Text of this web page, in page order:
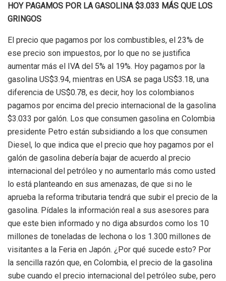
HOY PAGAMOS POR LA GASOLINA $3.033 MÁS QUE LOS
GRINGOS
El precio que pagamos por los combustibles, el 23% de
ese precio son impuestos, por lo que no se justifica
aumentar más el IVA del 5% al 19%. Hoy pagamos por la
gasolina US$3.94, mientras en USA se paga US$3.18, una
diferencia de US$0.78, es decir, hoy los colombianos
pagamos por encima del precio internacional de la gasolina
$3.033 por galón. Los que consumen gasolina en Colombia
presidente Petro están subsidiando a los que consumen
Diesel, lo que indica que el precio que hoy pagamos por el
galón de gasolina debería bajar de acuerdo al precio
internacional del petróleo y no aumentarlo más como usted
lo está planteando en sus amenazas, de que si no le
aprueba la reforma tributaria tendrá que subir el precio de la
gasolina. Pídales la información real a sus asesores para
que este bien informado y no diga absurdos como los 10
millones de toneladas de lechona o los 1.300 millones de
visitantes a la Feria en Japón. ¿Por qué sucede esto? Por
la sencilla razón que, en Colombia, el precio de la gasolina
sube cuando el precio internacional del petróleo sube, pero